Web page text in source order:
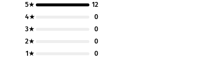
5★
12
4★
0
3★
0
2★
0
1★
0